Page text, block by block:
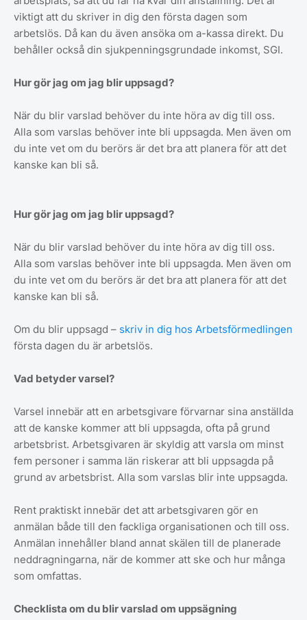
viktigt att du skriver in dig den första dagen som
arbetslös. Då kan du även ansöka om a-kassa direkt. Du
behåller också din sjukpenningsgrundade inkomst, SGI.
Hur gör jag om jag blir uppsagd?
När du blir varslad behöver du inte höra av dig till oss.
Alla som varslas behöver inte bli uppsagda. Men även om
du inte vet om du berörs är det bra att planera för att det
kanske kan bli så.
Hur gör jag om jag blir uppsagd?
När du blir varslad behöver du inte höra av dig till oss.
Alla som varslas behöver inte bli uppsagda. Men även om
du inte vet om du berörs är det bra att planera för att det
kanske kan bli så.
Om du blir uppsagd – skriv in dig hos Arbetsförmedlingen
första dagen du är arbetslös.
Vad betyder varsel?
Varsel innebär att en arbetsgivare förvarnar sina anställda
att de kanske kommer att bli uppsagda, ofta på grund
arbetsbrist. Arbetsgivaren är skyldig att varsla om minst
fem personer i samma län riskerar att bli uppsagda på
grund av arbetsbrist. Alla som varslas blir inte uppsagda.
Rent praktiskt innebär det att arbetsgivaren gör en
anmälan både till den fackliga organisationen och till oss.
Anmälan innehåller bland annat skälen till de planerade
neddragningarna, när de kommer att ske och hur många
som omfattas.
Checklista om du blir varslad om uppsägning